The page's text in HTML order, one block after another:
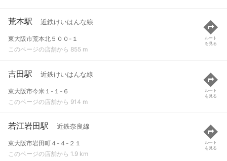
荒本駅 近鉄けいはんな線
東大阪市荒本北５００-１
このページの店舗から 855 m
ルート
を見る
吉田駅 近鉄けいはんな線
東大阪市今米１-１-６
このページの店舗から 914 m
ルート
を見る
若江岩田駅 近鉄奈良線
東大阪市岩田町４-４-２１
このページの店舗から 1.9 km
ルート
を見る